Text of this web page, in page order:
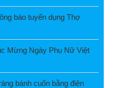
báo tuyển dụng Thợ
Mừng Ngày Phụ Nữ Việt
bánh cuốn bằng điện